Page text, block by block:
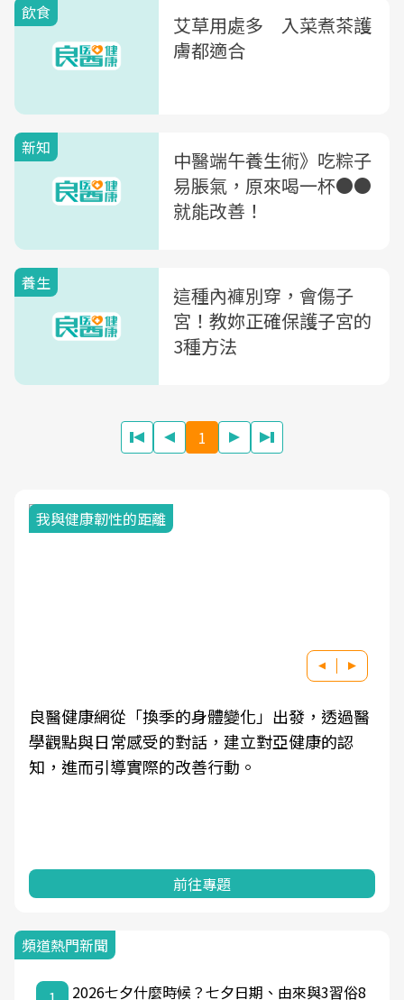
飲食
艾草用處多 入菜煮茶護
膚都適合
新知
中醫端午養生術》吃粽子
易脹氣，原來喝一杯●●
就能改善！
養生
這種內褲別穿，會傷子
宮！教妳正確保護子宮的
3種方法
1
我與健康韌性的距離
良醫健康網從「換季的身體變化」出發，透過醫
學觀點與日常感受的對話，建立對亞健康的認
知，進而引導實際的改善行動。
前往專題
頻道熱門新聞
2026七夕什麼時候？七夕日期、由來與3習俗8